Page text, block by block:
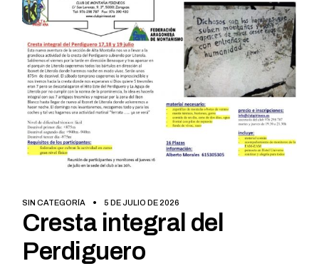
SIN CATEGORÍA 5 DE JULIO DE 2026
Cresta integral del
Perdiguero